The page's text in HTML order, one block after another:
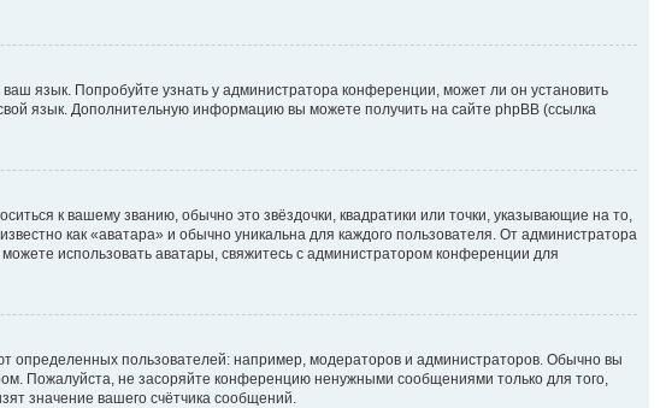
язык. Попробуйте узнать у администратора конференции, может ли он установить
язык. Дополнительную информацию вы можете получить на сайте phpBB (ссылка
к вашему званию, обычно это звёздочки, квадратики или точки, указывающие на то,
как «аватара» и обычно уникальна для каждого пользователя. От администратора
использовать аватары, свяжитесь с администратором конференции для
пользователей: например, модераторов и администраторов. Обычно вы
Пожалуйста, не засоряйте конференцию ненужными сообщениями только для того,
значение вашего счётчика сообщений.